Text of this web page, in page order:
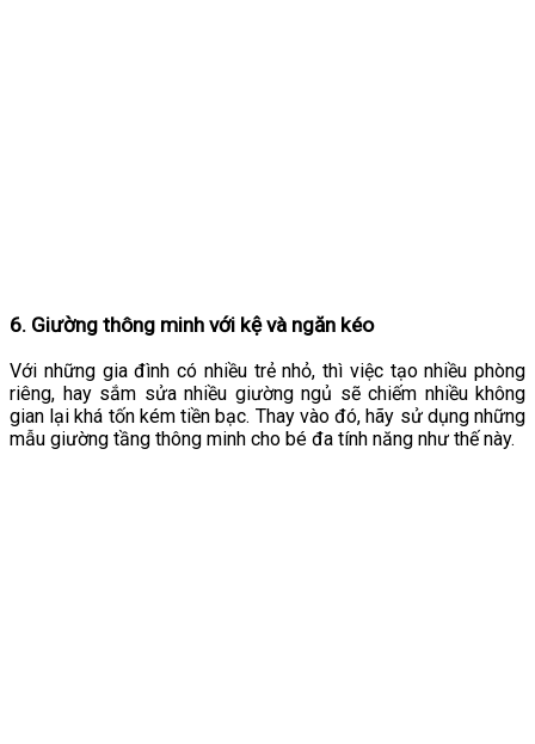
6. Giường thông minh với kệ và ngăn kéo
Với những gia đình có nhiều trẻ nhỏ, thì việc tạo nhiều phòng
riêng, hay sắm sửa nhiều giường ngủ sẽ chiếm nhiều không
gian lại khá tốn kém tiền bạc. Thay vào đó, hãy sử dụng những
mẫu giường tầng thông minh cho bé đa tính năng như thế này.